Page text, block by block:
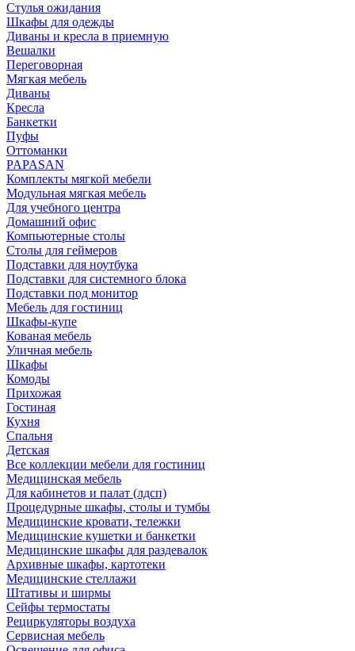
Стулья ожидания
Шкафы для одежды
Диваны и кресла в приемную
Вешалки
Переговорная
Мягкая мебель
Диваны
Кресла
Банкетки
Пуфы
Оттоманки
PAPASAN
Комплекты мягкой мебели
Модульная мягкая мебель
Для учебного центра
Домашний офис
Компьютерные столы
Столы для геймеров
Подставки для ноутбука
Подставки для системного блока
Подставки под монитор
Мебель для гостиниц
Шкафы-купе
Кованая мебель
Уличная мебель
Шкафы
Комоды
Прихожая
Гостиная
Кухня
Спальня
Детская
Все коллекции мебели для гостиниц
Медицинская мебель
Для кабинетов и палат (лдсп)
Процедурные шкафы, столы и тумбы
Медицинские кровати, тележки
Медицинские кушетки и банкетки
Медицинские шкафы для раздевалок
Архивные шкафы, картотеки
Медицинские стеллажи
Штативы и ширмы
Сейфы термостаты
Рециркуляторы воздуха
Сервисная мебель